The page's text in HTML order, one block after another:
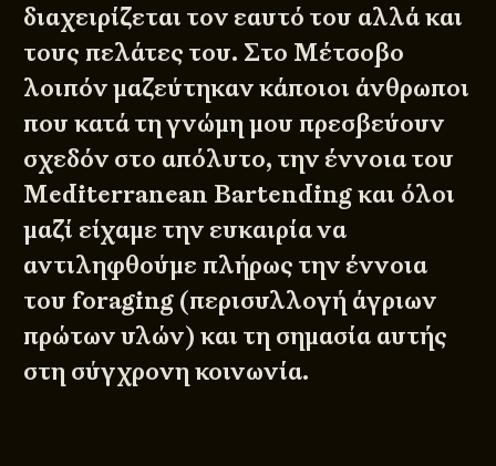
διαχειρίζεται τον εαυτό του αλλά και
τους πελάτες του. Στο Μέτσοβο
λοιπόν μαζεύτηκαν κάποιοι άνθρωποι
που κατά τη γνώμη μου πρεσβεύουν
σχεδόν στο απόλυτο, την έννοια του
Mediterranean Bartending και όλοι
μαζί είχαμε την ευκαιρία να
αντιληφθούμε πλήρως την έννοια
του foraging (περισυλλογή άγριων
πρώτων υλών) και τη σημασία αυτής
στη σύγχρονη κοινωνία.